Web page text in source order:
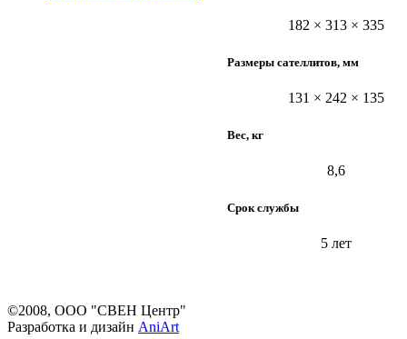
182 × 313 × 335
Размеры сателлитов, мм
131 × 242 × 135
Вес, кг
8,6
Срок службы
5 лет
©2008, ООО "СВЕН Центр"
Разработка и дизайн AniArt